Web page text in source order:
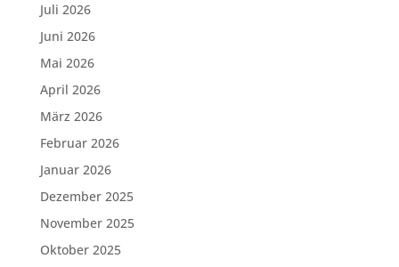
Juli 2026
Juni 2026
Mai 2026
April 2026
März 2026
Februar 2026
Januar 2026
Dezember 2025
November 2025
Oktober 2025